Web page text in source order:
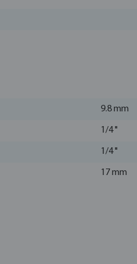
9.8 mm
1/4 "
1/4 "
17 mm